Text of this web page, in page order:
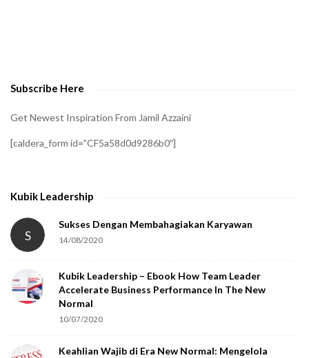
Subscribe Here
Get Newest Inspiration From Jamil Azzaini
[caldera_form id=”CF5a58d0d9286b0″]
Kubik Leadership
S
Sukses Dengan Membahagiakan Karyawan
14/08/2020
Kubik Leadership – Ebook How Team Leader
Accelerate Business Performance In The New
Normal
10/07/2020
Keahlian Wajib di Era New Normal: Mengelola